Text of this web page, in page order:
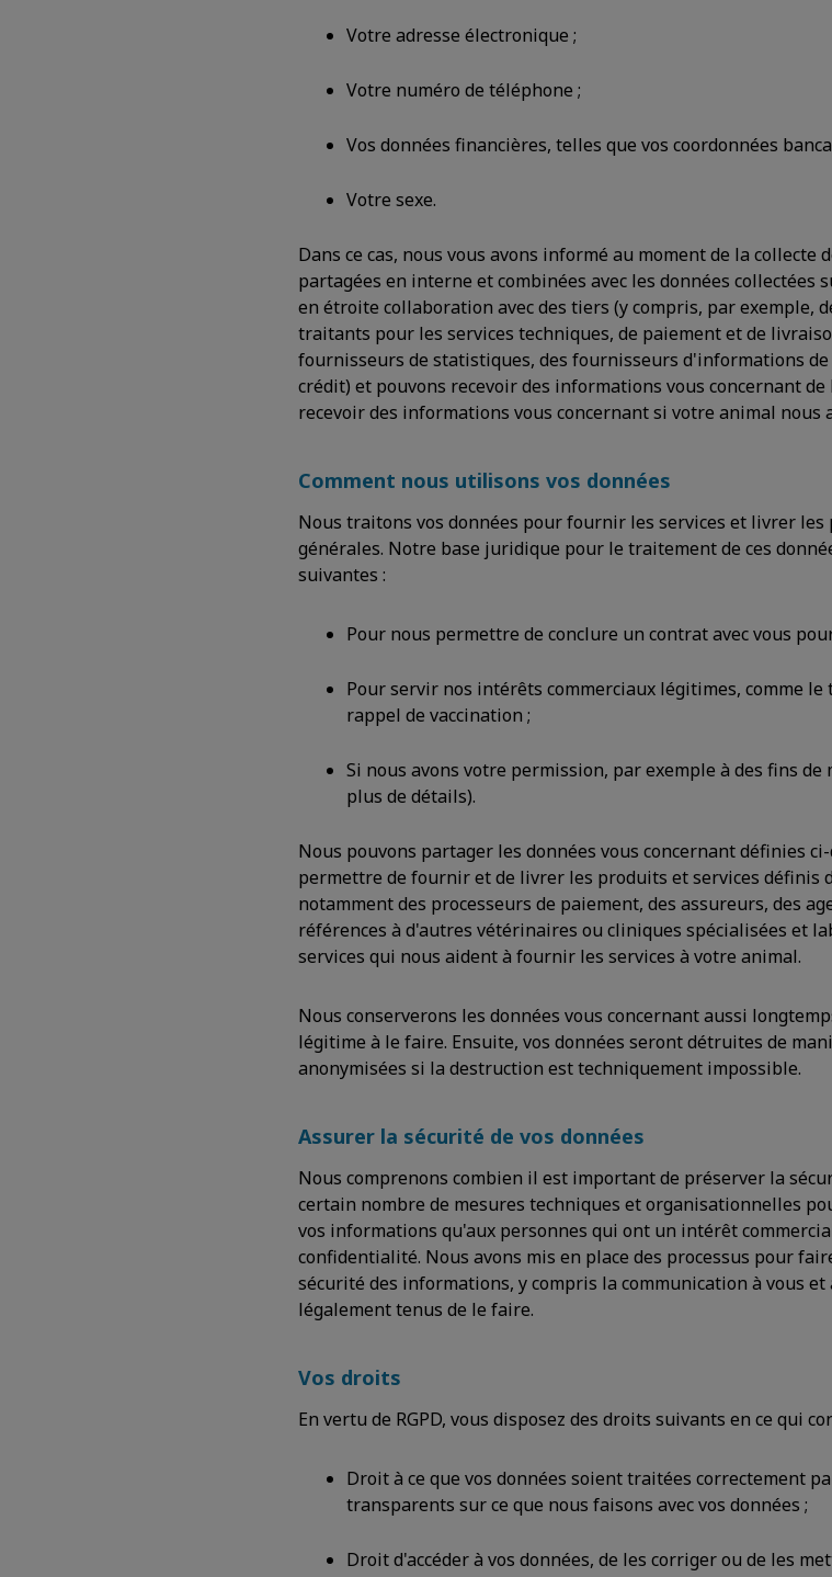
Votre adresse électronique ;
Votre numéro de téléphone ;
Vos données financières, telles que vos coordonnées
Votre sexe.
Dans ce cas, nous vous avons informé au moment de la collecte
partagées en interne et combinées avec les données collectées
en étroite collaboration avec des tiers (y compris, par exemple,
traitants pour les services techniques, de paiement et de
fournisseurs de statistiques, des fournisseurs d'informations de
crédit) et pouvons recevoir des informations vous concernant
recevoir des informations vous concernant si votre animal nous
Comment nous utilisons vos données
Nous traitons vos données pour fournir les services et livrer
générales. Notre base juridique pour le traitement de ces
suivantes :
Pour nous permettre de conclure un contrat avec vous
Pour servir nos intérêts commerciaux légitimes, comme
rappel de vaccination ;
Si nous avons votre permission, par exemple à des fins
plus de détails).
Nous pouvons partager les données vous concernant définies
permettre de fournir et de livrer les produits et services définis
notamment des processeurs de paiement, des assureurs, des
références à d'autres vétérinaires ou cliniques spécialisées et
services qui nous aident à fournir les services à votre animal.
Nous conserverons les données vous concernant aussi
légitime à le faire. Ensuite, vos données seront détruites de
anonymisées si la destruction est techniquement impossible.
Assurer la sécurité de vos données
Nous comprenons combien il est important de préserver la
certain nombre de mesures techniques et organisationnelles
vos informations qu'aux personnes qui ont un intérêt
confidentialité. Nous avons mis en place des processus pour
sécurité des informations, y compris la communication à vous
légalement tenus de le faire.
Vos droits
En vertu de RGPD, vous disposez des droits suivants en ce qui
Droit à ce que vos données soient traitées correctement
transparents sur ce que nous faisons avec vos données ;
Droit d'accéder à vos données, de les corriger ou de les